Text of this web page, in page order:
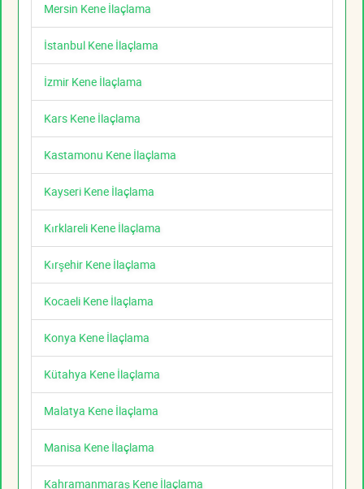
Mersin Kene İlaçlama
İstanbul Kene İlaçlama
İzmir Kene İlaçlama
Kars Kene İlaçlama
Kastamonu Kene İlaçlama
Kayseri Kene İlaçlama
Kırklareli Kene İlaçlama
Kırşehir Kene İlaçlama
Kocaeli Kene İlaçlama
Konya Kene İlaçlama
Kütahya Kene İlaçlama
Malatya Kene İlaçlama
Manisa Kene İlaçlama
Kahramanmaraş Kene İlaçlama